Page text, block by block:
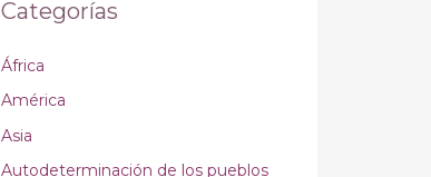
Categorías
África
América
Asia
Autodeterminación de los pueblos